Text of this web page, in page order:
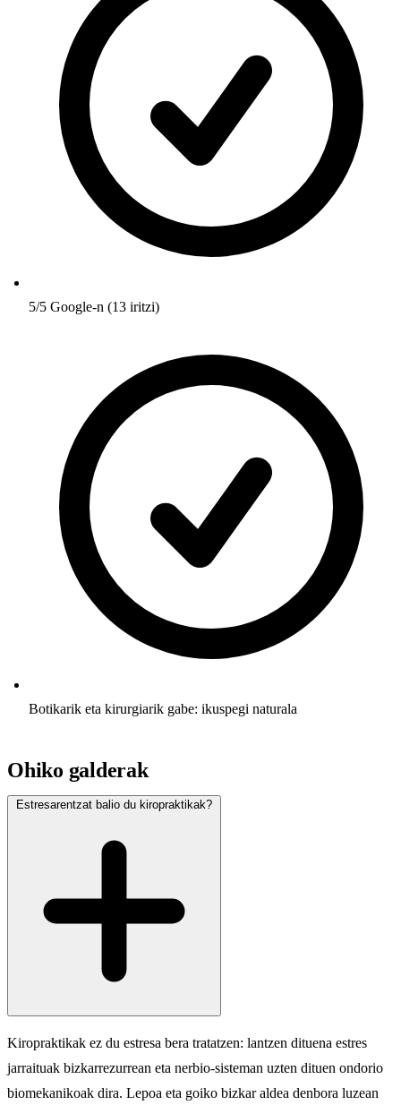
5/5 Google-n (13 iritzi)
Botikarik eta kirurgiarik gabe: ikuspegi naturala
Ohiko galderak
Estresarentzat balio du kiropraktikak?
Kiropraktikak ez du estresa bera tratatzen: lantzen dituena estres
jarraituak bizkarrezurrean eta nerbio-sisteman uzten dituen ondorio
biomekanikoak dira. Lepoa eta goiko bizkar aldea denbora luzean